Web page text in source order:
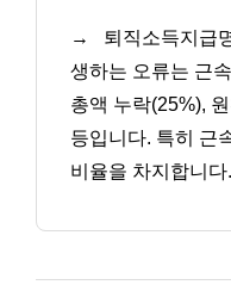
→
퇴직소득지급
생하는 오류는 근
총액 누락(25%),
등입니다. 특히 근
비율을 차지합니다.